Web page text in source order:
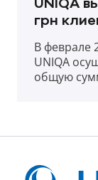
грн
В феврале
UNIQA
общую